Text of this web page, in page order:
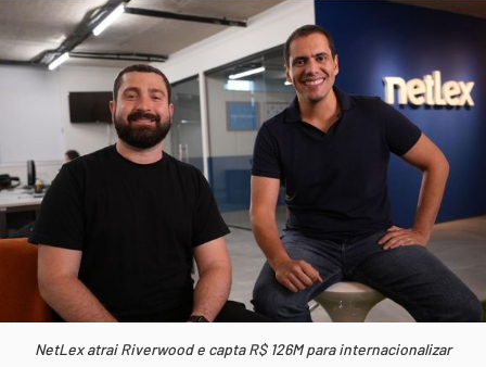
NetLex atrai Riverwood e capta R$ 126M para internacionalizar